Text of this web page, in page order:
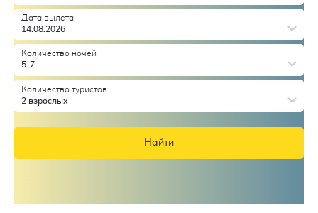
Дата вылета
14.08.2026
Количество ночей
5-7
Количество туристов
2 взрослых
Найти